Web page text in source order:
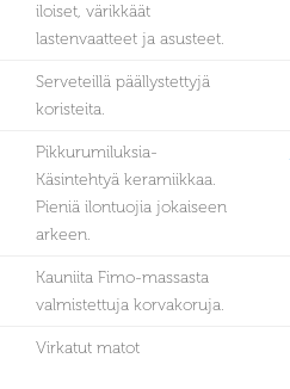
iloiset, värikkäät
lastenvaatteet ja asusteet.
Serveteillä päällystettyjä
koristeita.
Pikkurumiluksia-
Käsintehtyä keramiikkaa.
Pieniä ilontuojia jokaiseen
arkeen.
Kauniita Fimo-massasta
valmistettuja korvakoruja.
Virkatut matot